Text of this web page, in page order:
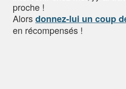
proche !
Alorsdonnez-lui un coup
en récompensés !